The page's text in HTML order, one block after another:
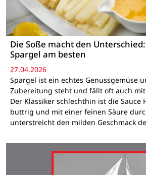
Die Soße macht den
Spargel am besten
27.04.2026
Spargel ist ein echtes Genussgemüse
Zubereitung steht und fällt oft auch
Der Klassiker schlechthin ist die Sauce
buttrig und mit einer feinen Säure
unterstreicht den milden Geschmack